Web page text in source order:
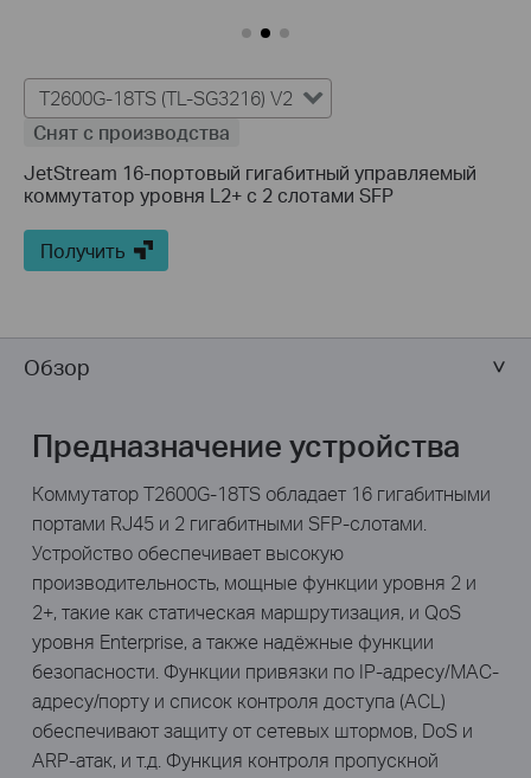
T2600G-18TS (TL-SG3216) V2
Снят с производства
JetStream 16-портовый гигабитный управляемый
коммутатор уровня L2+ с 2 слотами SFP
Получить
Обзор
Предназначение устройства
Коммутатор T2600G-18TS обладает 16 гигабитными
портами RJ45 и 2 гигабитными SFP-слотами.
Устройство обеспечивает высокую
производительность, мощные функции уровня 2 и
2+, такие как статическая маршрутизация, и QoS
уровня Enterprise, а также надёжные функции
безопасности. Функции привязки по IP-адресу/MAC-
адресу/порту и список контроля доступа (ACL)
обеспечивают защиту от сетевых штормов, DoS и
ARP-атак, и т.д. Функция контроля пропускной